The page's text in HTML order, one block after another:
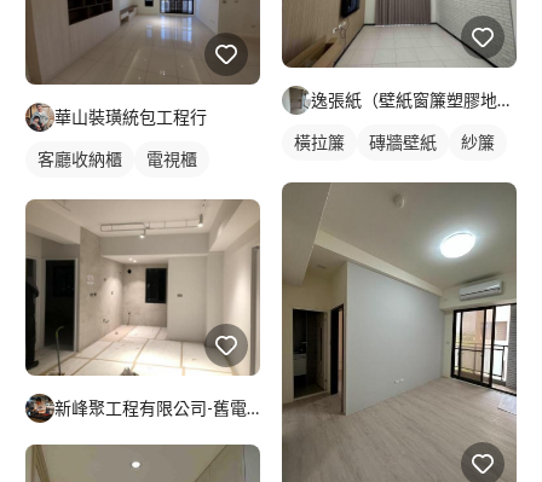
華山裝璜統包工程行
客廳收納櫃 電視櫃
新峰聚工程有限公司-舊電線抽換-燈具安裝-
逸張紙（壁紙窗簾塑膠地板）
橫拉簾 磚牆壁紙 紗簾